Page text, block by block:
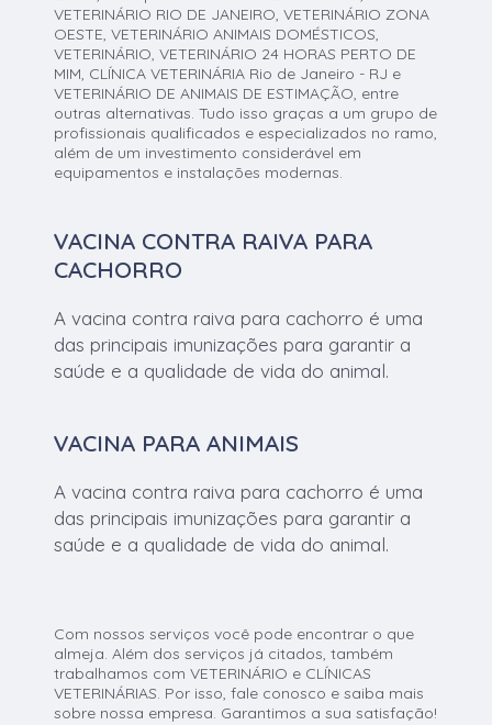
VETERINÁRIO RIO DE JANEIRO, VETERINÁRIO ZONA
OESTE, VETERINÁRIO ANIMAIS DOMÉSTICOS,
VETERINÁRIO, VETERINÁRIO 24 HORAS PERTO DE
MIM, CLÍNICA VETERINÁRIA Rio de Janeiro - RJ e
VETERINÁRIO DE ANIMAIS DE ESTIMAÇÃO, entre
outras alternativas. Tudo isso graças a um grupo de
profissionais qualificados e especializados no ramo,
além de um investimento considerável em
equipamentos e instalações modernas.
VACINA CONTRA RAIVA PARA
CACHORRO
A vacina contra raiva para cachorro é uma
das principais imunizações para garantir a
saúde e a qualidade de vida do animal.
VACINA PARA ANIMAIS
A vacina contra raiva para cachorro é uma
das principais imunizações para garantir a
saúde e a qualidade de vida do animal.
Com nossos serviços você pode encontrar o que
almeja. Além dos serviços já citados, também
trabalhamos com VETERINÁRIO e CLÍNICAS
VETERINÁRIAS. Por isso, fale conosco e saiba mais
sobre nossa empresa. Garantimos a sua satisfação!